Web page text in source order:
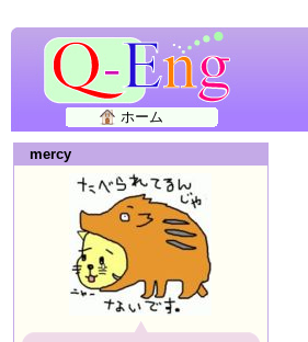
ホーム
mercy